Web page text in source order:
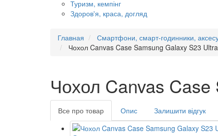
Туризм, кемпінг
Здоров'я, краса, догляд
Главная Смартфони, смарт-годинники,
Чохол Canvas Case Samsung Galaxy S23
Чохол Canvas
Все про товар Опис Залишити відгук